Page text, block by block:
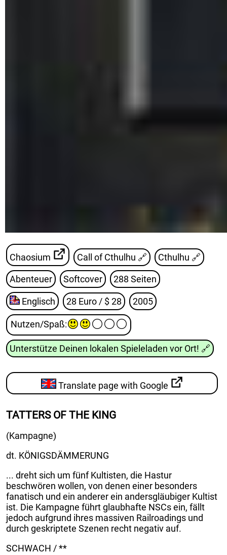
Chaosium Call of Cthulhu 🔗 Cthulhu 🔗
Abenteuer Softcover 288 Seiten
Englisch 28 Euro / $ 28 2005
Nutzen/Spaß:
Unterstütze Deinen lokalen Spieleladen vor Ort! 🔗
Translate page with Google
TATTERS OF THE KING
(Kampagne)
dt. KÖNIGSDÄMMERUNG
... dreht sich um fünf Kultisten, die Hastur
beschwören wollen, von denen einer besonders
fanatisch und ein anderer ein andersgläubiger Kultist
ist. Die Kampagne führt glaubhafte NSCs ein, fällt
jedoch aufgrund ihres massiven Railroadings und
durch geskriptete Szenen recht negativ auf.
SCHWACH / **